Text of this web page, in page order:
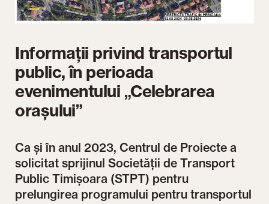
Informații privind transportul
public, în perioada
evenimentului „Celebrarea
orașului”
Ca și în anul 2023, Centrul de Proiecte a
solicitat sprijinul Societății de Transport
Public Timișoara (STPT) pentru
prelungirea programului pentru transportul